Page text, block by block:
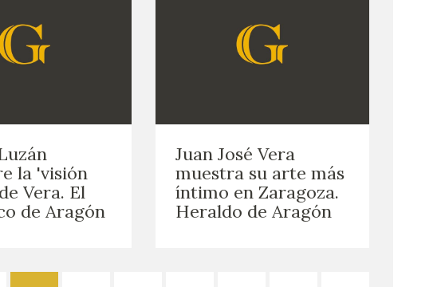
la 'visión
Vera. El
de Aragón
Juan José Vera
muestra su arte más
íntimo en Zaragoza.
Heraldo de Aragón